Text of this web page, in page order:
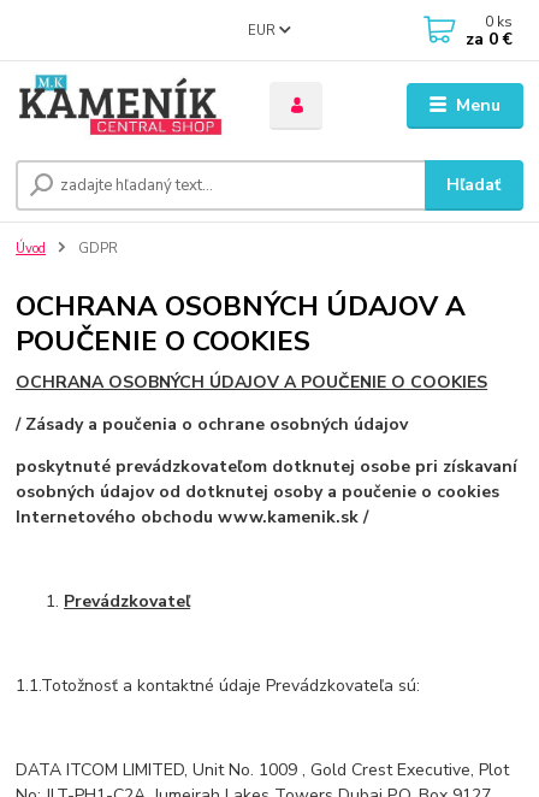
Menu
EUR
Hľadať
0 ks
za 0 €
Úvod GDPR
OCHRANA OSOBNÝCH ÚDAJOV A
POUČENIE O COOKIES
OCHRANA OSOBNÝCH ÚDAJOV A POUČENIE O COOKIES
/ Zásady a poučenia o ochrane osobných údajov
poskytnuté prevádzkovateľom dotknutej osobe pri získavaní
osobných údajov od dotknutej osoby a poučenie o cookies
Internetového obchodu www.kamenik.sk /
Prevádzkovateľ
1.1.Totožnosť a kontaktné údaje Prevádzkovateľa sú:
DATA ITCOM LIMITED, Unit No. 1009 , Gold Crest Executive, Plot